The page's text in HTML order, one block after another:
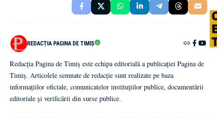
REDACȚIA PAGINA DE TIMIȘ
Redacția Pagina de Timiș este echipa editorială a publicației Pagina de
Timiș. Articolele semnate de redacție sunt realizate pe baza
informațiilor oficiale, comunicatelor instituțiilor publice, documentării
editoriale și verificării din surse publice.